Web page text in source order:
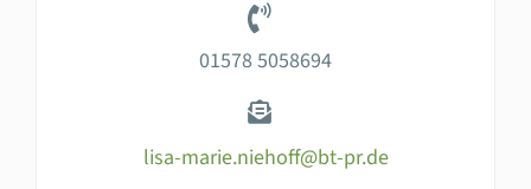
01578 5058694
lisa-marie.niehoff@bt-pr.de